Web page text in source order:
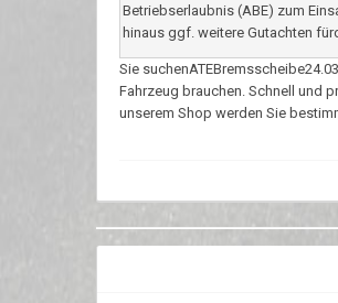
Betriebserlaubnis (ABE) zum
hinaus ggf. weitere Gutachten
Sie
Fahrzeug brauchen. Schnell und
unserem Shop werden Sie